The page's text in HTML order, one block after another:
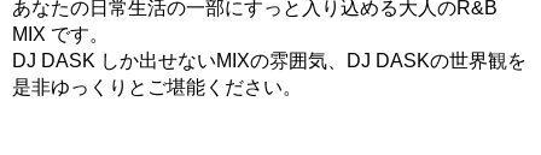
あなたの日常生活の一部にすっと入り込める大人のR&B
MIX です。
DJ DASK しか出せないMIXの雰囲気、DJ DASKの世界観を
是非ゆっくりとご堪能ください。